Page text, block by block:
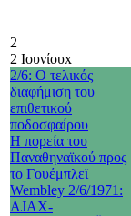
2
2 Ιουνίουx
2/6: Ο τελικός
διαφήμιση του
επιθετικού
ποδοσφαίρου
Η πορεία του
Παναθηναϊκού προς
το Γουέμπλεϊ
Wembley 2/6/1971:
AJAX-